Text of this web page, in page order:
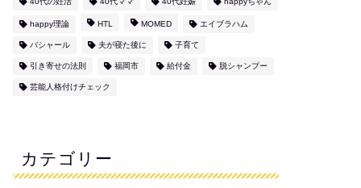
happy理論 HTL MOMED エイブラハム
バシャール 夫が寝た後に 子育て
引き寄せの法則 福岡市 給付金 脱シャンプー
芸能人格付けチェック
カテゴリー